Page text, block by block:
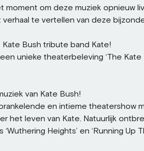
moment om deze muziek opnieuw
te vertellen van deze
Kate Bush tribute band Kate!
unieke theaterbeleving ‘The Kate
van Kate Bush!
en intieme theatershow
het leven van Kate. Natuurlijk
Heights’ en ‘Running Up